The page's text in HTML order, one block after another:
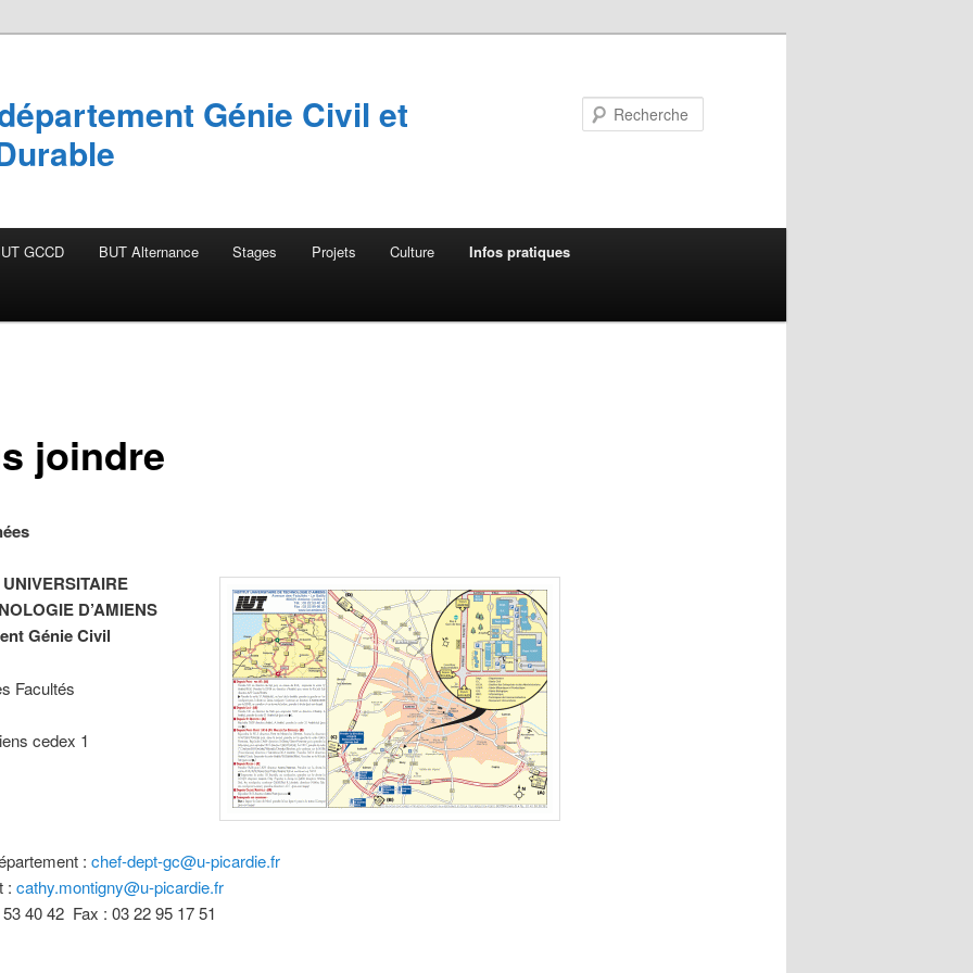
Génie Civil et
GCCD BUT Alternance Stages Projets Culture Infos pratiques
joindre
D’AMIENS
Génie Civil
Facultés
cedex 1
: chef-dept-gc@u-picardie.fr
: cathy.montigny@u-picardie.fr
40 42 Fax : 03 22 95 17 51